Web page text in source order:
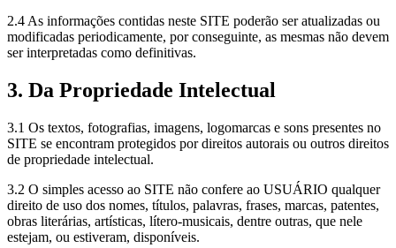
2.4 As informações contidas neste SITE poderão ser atualizadas ou
modificadas periodicamente, por conseguinte, as mesmas não devem
ser interpretadas como definitivas.
3. Da Propriedade Intelectual
3.1 Os textos, fotografias, imagens, logomarcas e sons presentes no
SITE se encontram protegidos por direitos autorais ou outros direitos
de propriedade intelectual.
3.2 O simples acesso ao SITE não confere ao USUÁRIO qualquer
direito de uso dos nomes, títulos, palavras, frases, marcas, patentes,
obras literárias, artísticas, lítero-musicais, dentre outras, que nele
estejam, ou estiveram, disponíveis.